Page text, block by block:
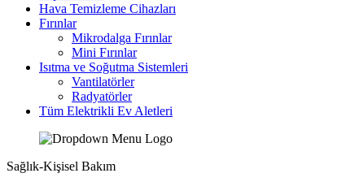
Hava Temizleme Cihazları
Fırınlar
Mikrodalga Fırınlar
Mini Fırınlar
Isıtma ve Soğutma Sistemleri
Vantilatörler
Radyatörler
Tüm Elektrikli Ev Aletleri
Sağlık-Kişisel Bakım